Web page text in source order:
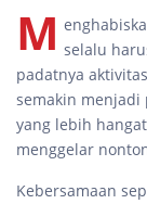
M selalu
padatnya
semakin
yang lebih
menggelar
Kebersamaan